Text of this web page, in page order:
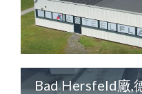
Bad Hersfeld廠,